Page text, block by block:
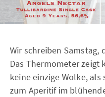
Wir schreiben Samstag,
Das Thermometer zeigt
keine einzige Wolke,
zum Aperitif im